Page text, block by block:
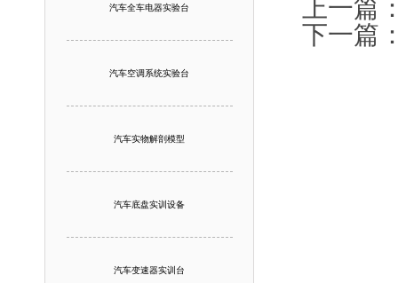
汽车全车电器实验台
汽车空调系统实验台
汽车实物解剖模型
汽车底盘实训设备
汽车变速器实训台
上一篇
下一篇